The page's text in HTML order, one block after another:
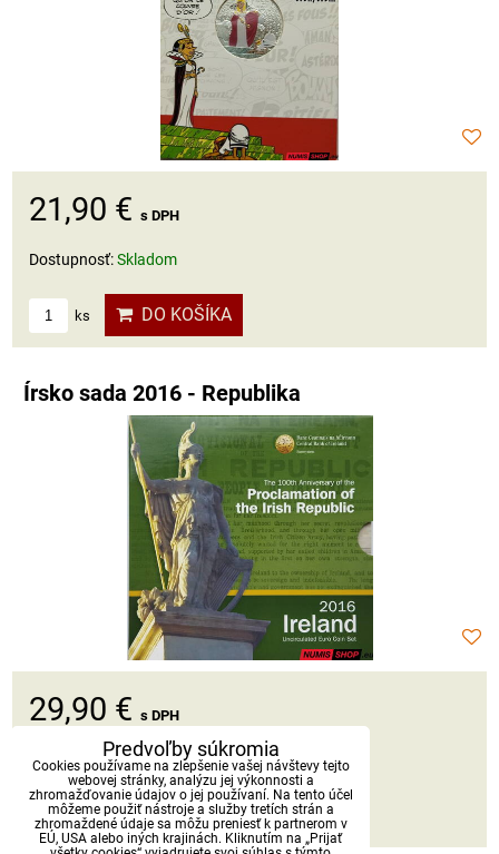
21,90 € s DPH
Dostupnosť:Skladom
ks DO KOŠÍKA
Írsko sada 2016 - Republika
29,90 € s DPH
Dostupnosť:Skladom
ks DO KOŠÍKA
Predvoľby súkromia
Cookies používame na zlepšenie vašej návštevy tejto
webovej stránky, analýzu jej výkonnosti a
zhromažďovanie údajov o jej používaní. Na tento účel
môžeme použiť nástroje a služby tretích strán a
zhromaždené údaje sa môžu preniesť k partnerom v
EÚ, USA alebo iných krajinách. Kliknutím na „Prijať